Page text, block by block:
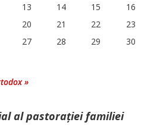
13 14 15
16
20 21 22
23
27 28 29
30
»
al pastorației familiei